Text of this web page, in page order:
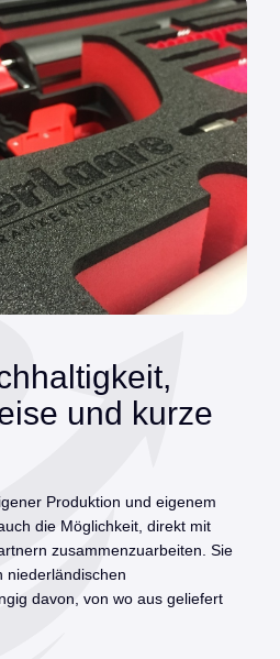
und kurze
Produktion und eigenem
die Möglichkeit, direkt mit
zusammenzuarbeiten. Sie
niederländischen
davon, von wo aus geliefert